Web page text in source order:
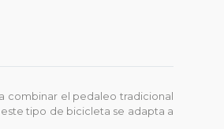
combinar el pedaleo tradicional
tipo de bicicleta se adapta a